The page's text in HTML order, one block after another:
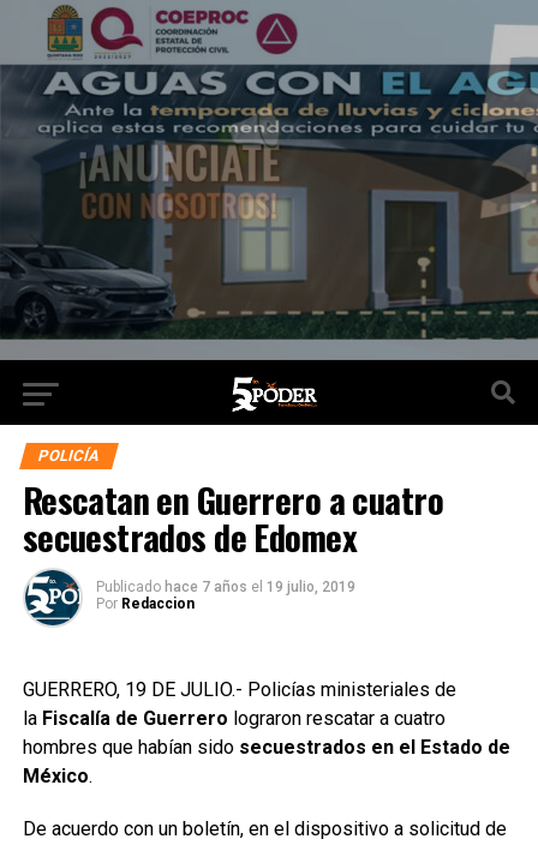
POLICÍA
Rescatan en Guerrero a cuatro
secuestrados de Edomex
Publicado hace 7 años el 19 julio, 2019
Por Redaccion
GUERRERO, 19 DE JULIO.- Policías ministeriales de
la Fiscalía de Guerrero lograron rescatar a cuatro
hombres que habían sido secuestrados en el Estado de
México.
De acuerdo con un boletín, en el dispositivo a solicitud de